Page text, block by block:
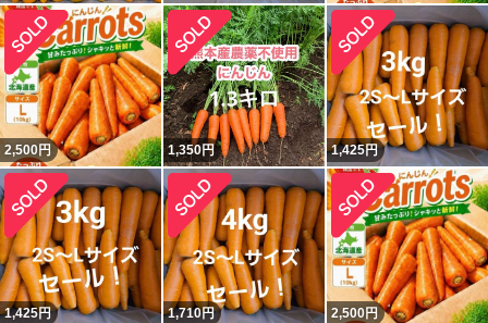
2,500円 1,350円 1,425円
1,425円 1,710円 2,500円